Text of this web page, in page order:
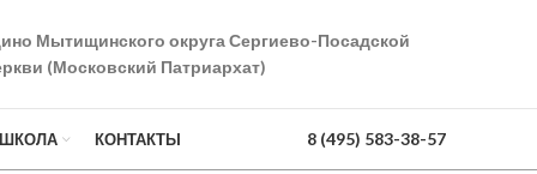
Мытищинского округа Сергиево-Посадской
(Московский Патриархат)
КОНТАКТЫ 8 (495) 583-38-57